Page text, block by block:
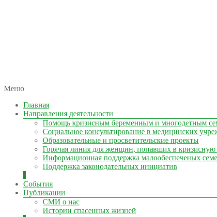
КОЛЫМА — ЗА ЖИЗНЬ
автономная некоммерческая организация
Меню
Главная
Направления деятельности
Помощь кризисным беременным и многодетным
Социальное консультирование в медицинских
Образовательные и просветительские проекты
Горячая линия для женщин, попавших в
Информационная поддержка малообеспеченых
Поддержка законодательных инициатив
События
Публикации
СМИ о нас
Истории спасенных жизней